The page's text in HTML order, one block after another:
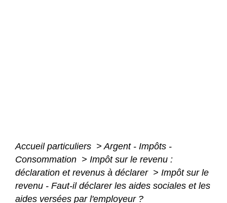
Accueil particuliers > Argent - Impôts -
Consommation > Impôt sur le revenu :
déclaration et revenus à déclarer > Impôt sur le
revenu - Faut-il déclarer les aides sociales et les
aides versées par l'employeur ?